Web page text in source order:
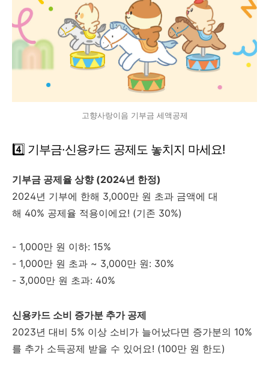
고향사랑이음 기부금 세액공제
4️⃣ 기부금·신용카드 공제도 놓치지 마세요!
기부금 공제율 상향 (2024년 한정)
2024년 기부에 한해 3,000만 원 초과 금액에 대
해 40% 공제율 적용이에요! (기존 30%)
- 1,000만 원 이하: 15%
- 1,000만 원 초과 ~ 3,000만 원: 30%
- 3,000만 원 초과: 40%
신용카드 소비 증가분 추가 공제
2023년 대비 5% 이상 소비가 늘어났다면 증가분의 10%
를 추가 소득공제 받을 수 있어요! (100만 원 한도)